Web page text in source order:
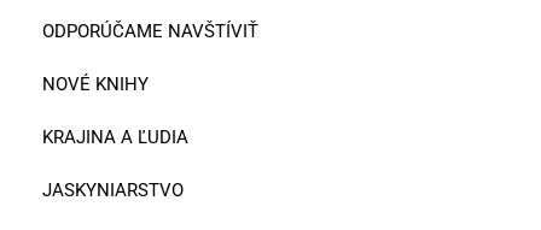
ODPORÚČAME NAVŠTÍVIŤ
NOVÉ KNIHY
KRAJINA A ĽUDIA
JASKYNIARSTVO